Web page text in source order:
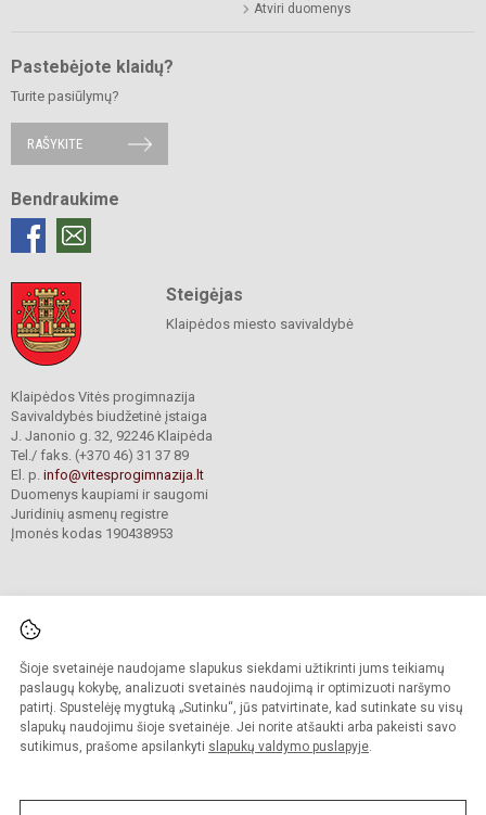
Šioje svetainėje naudojame slapukus siekdami užtikrinti jums teikiamų
paslaugų kokybę, analizuoti svetainės naudojimą ir optimizuoti naršymo
patirtį. Spustelėję mygtuką „Sutinku“, jūs patvirtinate, kad sutinkate su visų
slapukų naudojimu šioje svetainėje. Jei norite atšaukti arba pakeisti savo
sutikimus, prašome apsilankyti slapukų valdymo puslapyje.
Atviri duomenys
Pastebėjote klaidų?
Turite pasiūlymų?
RAŠYKITE
Bendraukime
Steigėjas
Klaipėdos miesto savivaldybė
Klaipėdos Vitės progimnazija
Savivaldybės biudžetinė įstaiga
J. Janonio g. 32, 92246 Klaipėda
Tel./ faks. (+370 46) 31 37 89
El. p. info@vitesprogimnazija.lt
Duomenys kaupiami ir saugomi
Juridinių asmenų registre
Įmonės kodas 190438953
© 2024. Klaipėdos Vitės progimnazija. Visos teisės saugomos.
Kopijuoti turinį be raštiško progimnazijos sutikimo griežtai draudžiama.
Prieinamumo paraiška Slapukų valdymas
Sumanus būdas atnaujinti